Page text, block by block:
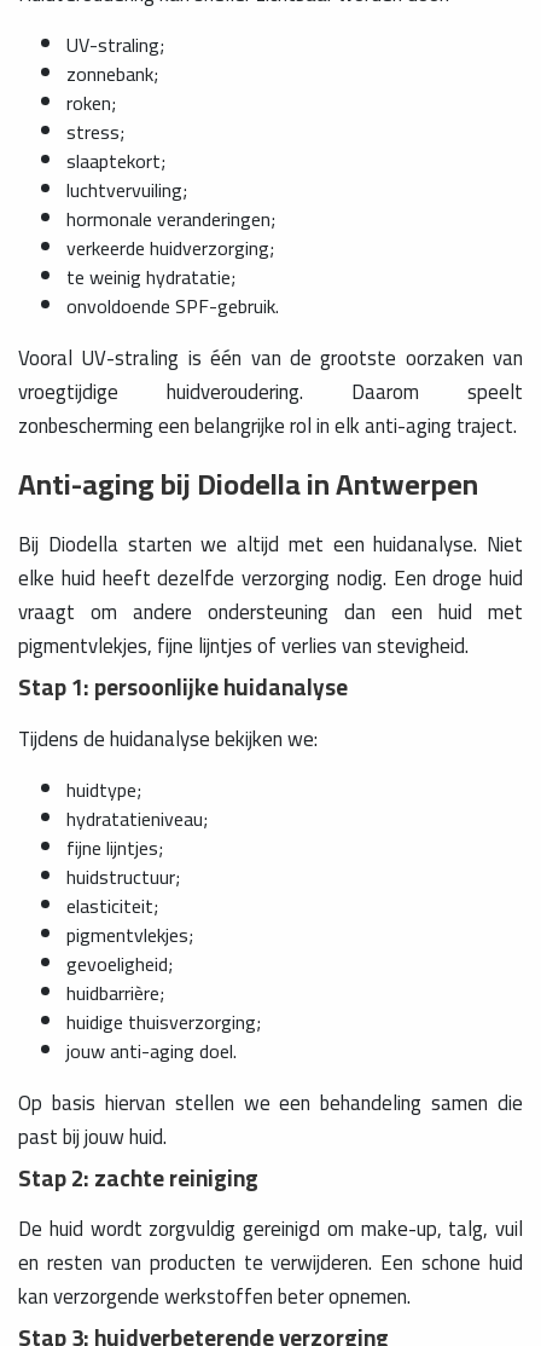
UV-straling;
zonnebank;
roken;
stress;
slaaptekort;
luchtvervuiling;
hormonale veranderingen;
verkeerde huidverzorging;
te weinig hydratatie;
onvoldoende SPF-gebruik.
Vooral UV-straling is één van de grootste oorzaken van
vroegtijdige huidveroudering. Daarom speelt
zonbescherming een belangrijke rol in elk anti-aging traject.
Anti-aging bij Diodella in Antwerpen
Bij Diodella starten we altijd met een huidanalyse. Niet
elke huid heeft dezelfde verzorging nodig. Een droge huid
vraagt om andere ondersteuning dan een huid met
pigmentvlekjes, fijne lijntjes of verlies van stevigheid.
Stap 1: persoonlijke huidanalyse
Tijdens de huidanalyse bekijken we:
huidtype;
hydratatieniveau;
fijne lijntjes;
huidstructuur;
elasticiteit;
pigmentvlekjes;
gevoeligheid;
huidbarrière;
huidige thuisverzorging;
jouw anti-aging doel.
Op basis hiervan stellen we een behandeling samen die
past bij jouw huid.
Stap 2: zachte reiniging
De huid wordt zorgvuldig gereinigd om make-up, talg, vuil
en resten van producten te verwijderen. Een schone huid
kan verzorgende werkstoffen beter opnemen.